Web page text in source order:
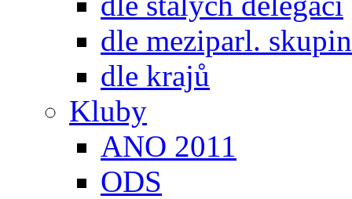
dle meziparl. skupin
dle krajů
Kluby
ANO 2011
ODS